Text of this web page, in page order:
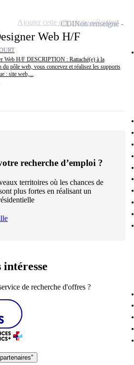
Web H/F
Web H/F DESCRIPTION : Rattaché(e) à la
du pôle web, vous concevez et réalisez les supports
: site web,...
CDINon renseigné
Ajouter cette offre à ma sélection
recherche d’emploi ?
territoires où les chances de
plus fortes en réalisant un
de recherche d'offres ?